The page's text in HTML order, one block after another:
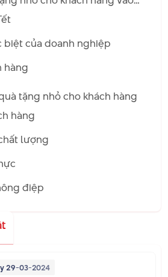
biệt của doanh nghiệp
hàng
tặng nhỏ cho khách hàng
hàng
lượng
điệp
29-03-2024